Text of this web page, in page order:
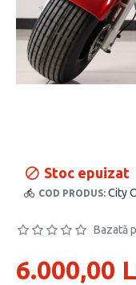
Stoc epuizat
COD PRODUS: City
Bazată
6.000,00